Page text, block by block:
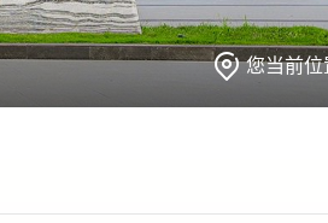
您当前